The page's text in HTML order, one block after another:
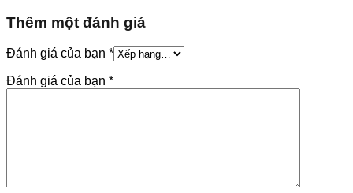
Thêm một đánh giá
Đánh giá của bạn *
Đánh giá của bạn *